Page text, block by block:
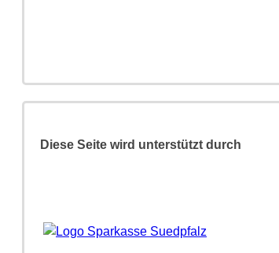
Diese Seite wird unterstützt durch